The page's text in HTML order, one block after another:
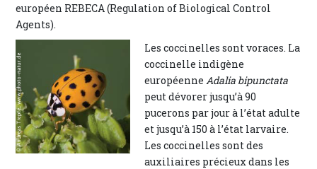
européen REBECA (Regulation of Biological Control
Agents).
Les coccinelles sont voraces. La
coccinelle indigène
européenne Adalia bipunctata
peut dévorer jusqu’à 90
pucerons par jour à l’état adulte
et jusqu’à 150 à l’état larvaire.
Les coccinelles sont des
auxiliaires précieux dans les